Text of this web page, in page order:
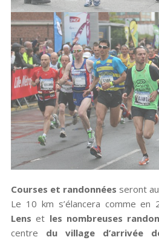
Courses et randonnées seront
Le 10 km s’élancera comme en
Lens et les nombreuses
centre du village d’arrivée